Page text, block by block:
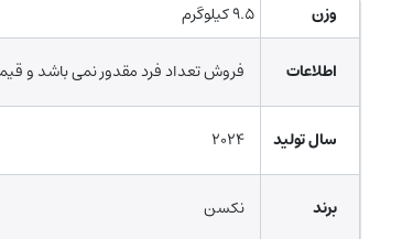
وزن ۹.۵ کیلوگرم
اطلاعات فروش تعداد فرد مقدور نمی باشد و
سال تولید ۲۰۲۴
برند نکسن